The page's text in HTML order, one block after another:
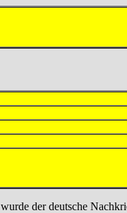
der deutsche